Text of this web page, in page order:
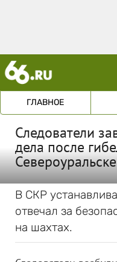
ГЛАВНОЕ
Следователи
дела после
Североуральске
В СКР
отвечал за
на шахтах.